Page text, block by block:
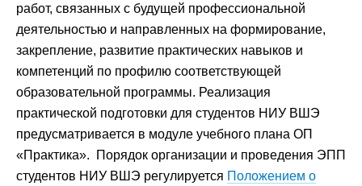
работ, связанных с будущей профессиональной
деятельностью и направленных на формирование,
закрепление, развитие практических навыков и
компетенций по профилю соответствующей
образовательной программы. Реализация
практической подготовки для студентов НИУ ВШЭ
предусматривается в модуле учебного плана ОП
«Практика». Порядок организации и проведения ЭПП
студентов НИУ ВШЭ регулируется Положением о